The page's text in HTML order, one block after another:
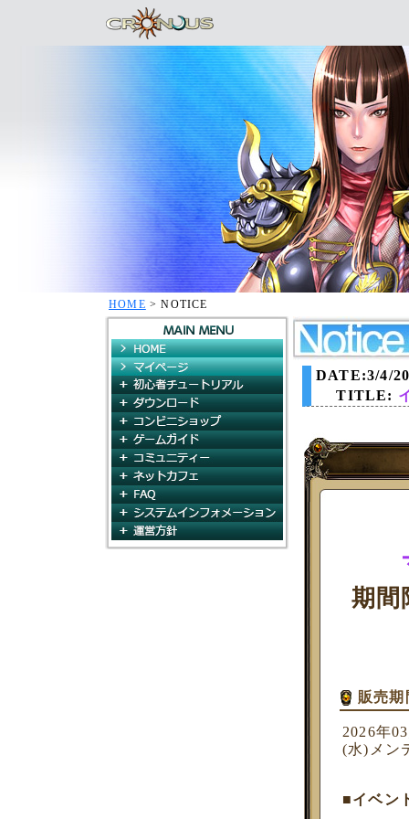
HOME > NOTICE
HOME
マイページ
初心者チュートリアル
ダウンロード
ゲームガイド
コミュニティ
ネットカフェ
DATE:3/4/
TITLE:
期間
販売期
2026年
(水)メン
■イベン